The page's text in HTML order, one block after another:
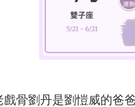
戲骨劉丹是劉愷威的爸